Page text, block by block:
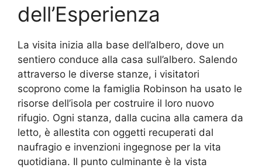
dell’Esperienza
La visita inizia alla base dell’albero, dove un
sentiero conduce alla casa sull’albero. Salendo
attraverso le diverse stanze, i visitatori
scoprono come la famiglia Robinson ha usato le
risorse dell’isola per costruire il loro nuovo
rifugio. Ogni stanza, dalla cucina alla camera da
letto, è allestita con oggetti recuperati dal
naufragio e invenzioni ingegnose per la vita
quotidiana. Il punto culminante è la vista